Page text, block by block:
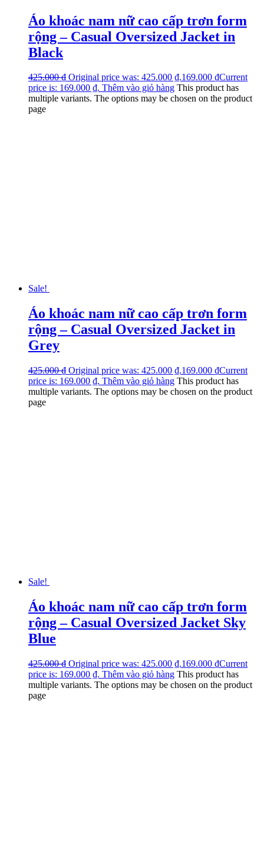
Áo khoác nam nữ cao cấp trơn form
rộng – Casual Oversized Jacket in
Black
425.000₫ Original price was: 425.000 ₫.169.000 ₫Current
price is: 169.000 ₫. Thêm vào giỏ hàng This product has
multiple variants. The options may be chosen on the product
page
Sale!
Áo khoác nam nữ cao cấp trơn form
rộng – Casual Oversized Jacket in
Grey
425.000₫ Original price was: 425.000 ₫.169.000 ₫Current
price is: 169.000 ₫. Thêm vào giỏ hàng This product has
multiple variants. The options may be chosen on the product
page
Sale!
Áo khoác nam nữ cao cấp trơn form
rộng – Casual Oversized Jacket Sky
Blue
425.000₫ Original price was: 425.000 ₫.169.000 ₫Current
price is: 169.000 ₫. Thêm vào giỏ hàng This product has
multiple variants. The options may be chosen on the product
page